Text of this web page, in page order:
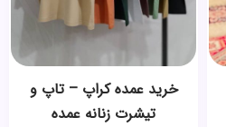
خرید عمده کراپ – تاپ و
تیشرت زنانه عمده